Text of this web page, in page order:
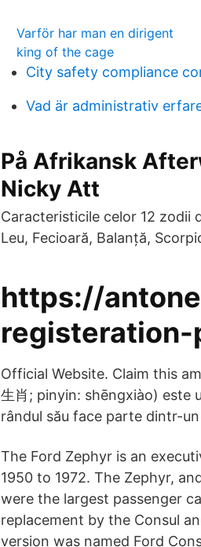
Varför har man en dirigent
king of the cage
City safety compliance
Vad är administrativ
På Afrikansk
Nicky Att
Caracteristicile celor 12 zodii
Leu, Fecioară, Balanță,
https://
Official Website. Claim this
生肖; pinyin: shēngxiào) este
rândul său face parte dintr-
The Ford Zephyr is an
1950 to 1972. The Zephyr,
were the largest passenger
replacement by the Consul
version was named Ford